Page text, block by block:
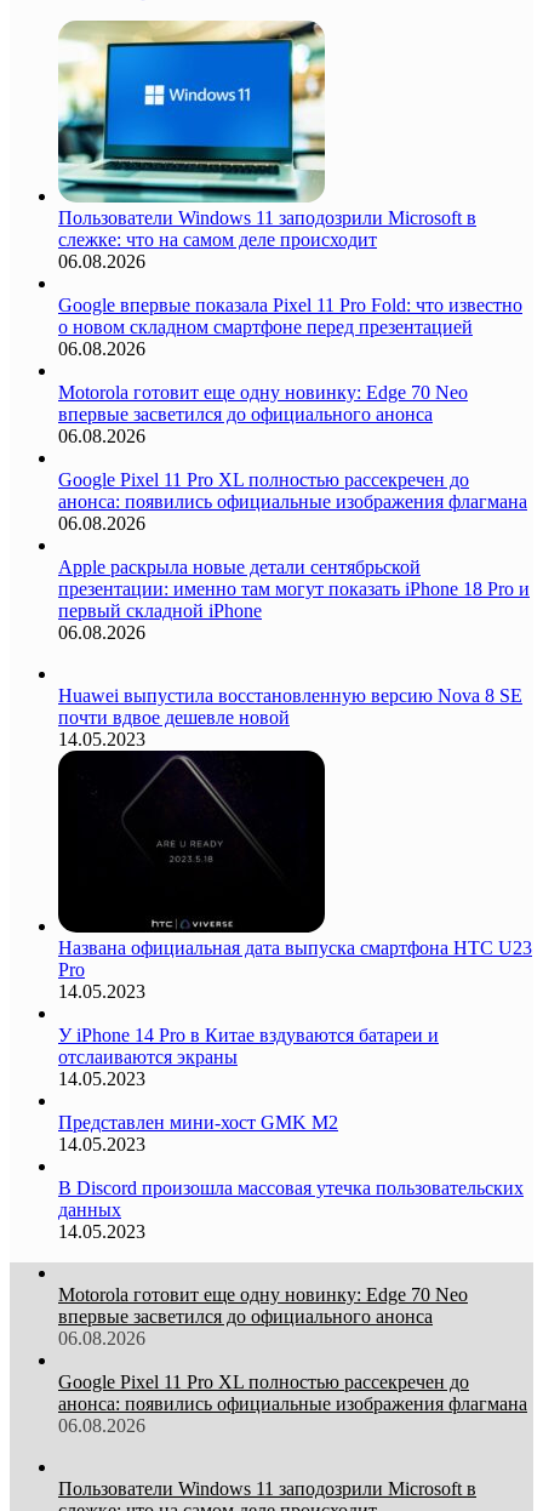
Пользователи Windows 11 заподозрили Microsoft в
слежке: что на самом деле происходит
06.08.2026
Google впервые показала Pixel 11 Pro Fold: что известно
о новом складном смартфоне перед презентацией
06.08.2026
Motorola готовит еще одну новинку: Edge 70 Neo
впервые засветился до официального анонса
06.08.2026
Google Pixel 11 Pro XL полностью рассекречен до
анонса: появились официальные изображения флагмана
06.08.2026
Apple раскрыла новые детали сентябрьской
презентации: именно там могут показать iPhone 18 Pro и
первый складной iPhone
06.08.2026
Huawei выпустила восстановленную версию Nova 8 SE
почти вдвое дешевле новой
14.05.2023
Названа официальная дата выпуска смартфона HTC U23
Pro
14.05.2023
У iPhone 14 Pro в Китае вздуваются батареи и
отслаиваются экраны
14.05.2023
Представлен мини-хост GMK M2
14.05.2023
В Discord произошла массовая утечка пользовательских
данных
14.05.2023
Motorola готовит еще одну новинку: Edge 70 Neo
впервые засветился до официального анонса
06.08.2026
Google Pixel 11 Pro XL полностью рассекречен до
анонса: появились официальные изображения флагмана
06.08.2026
Пользователи Windows 11 заподозрили Microsoft в